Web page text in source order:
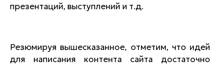
презентаций, выступлений и т.д.
Резюмируя вышесказанное, отметим, что идей
для написания контента сайта достаточно